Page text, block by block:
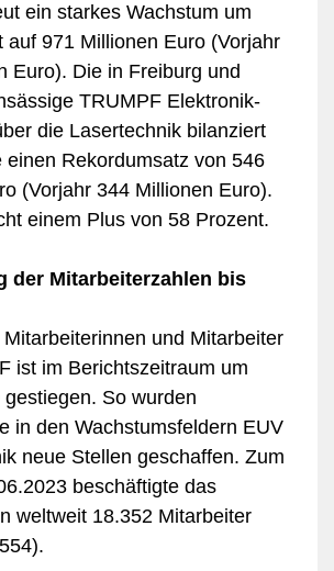
ein starkes Wachstum um
auf 971 Millionen Euro (Vorjahr
Euro). Die in Freiburg und
TRUMPF Elektronik-
die Lasertechnik bilanziert
einen Rekordumsatz von 546
(Vorjahr 344 Millionen Euro).
einem Plus von 58 Prozent.
der Mitarbeiterzahlen bis
und Mitarbeiter
ist im Berichtszeitraum um
gestiegen. So wurden
in den Wachstumsfeldern EUV
neue Stellen geschaffen. Zum
beschäftigte das
weltweit 18.352 Mitarbeiter